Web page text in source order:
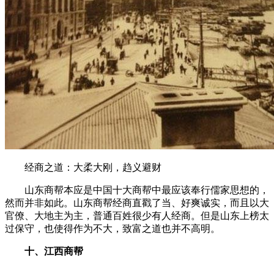
经商之道：大柔大刚，趋义避财
山东商帮本应是中国十大商帮中最应该奉行儒家思想的，
然而并非如此。山东商帮经商直戳了当、好爽诚实，而且以大
官僚、大地主为主，普通百姓很少有人经商。但是山东上榜太
过保守，也使得作为不大，致富之道也并不高明。
十、江西商帮